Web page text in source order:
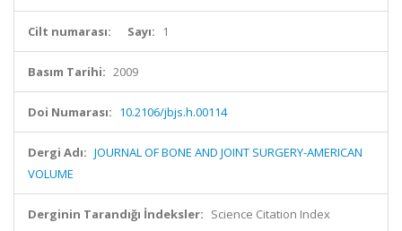
Cilt numarası: Sayı: 1
Basım Tarihi: 2009
Doi Numarası: 10.2106/jbjs.h.00114
Dergi Adı: JOURNAL OF BONE AND JOINT SURGERY-AMERICAN
VOLUME
Derginin Tarandığı İndeksler: Science Citation Index